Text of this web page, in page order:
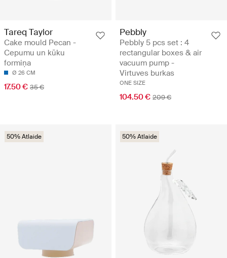
Tareq Taylor
Cake mould Pecan -
Cepumu un kūku
formiņa
Ø 26 CM
17.50 € 35 €
Pebbly
Pebbly 5 pcs set : 4
rectangular boxes & air
vacuum pump -
Virtuves burkas
ONE SIZE
104.50 € 209 €
50% Atlaide 50% Atlaide